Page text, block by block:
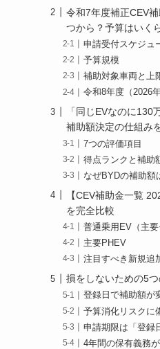
令和7年度補正CEV
つから？予算はいく
申請受付スケジュ
予算規模
補助対象車両と上
令和8年度（2026
「同じEVなのに130
補助額決定の仕組み
7つの評価項目
得点ランクと補助
なぜBYDの補助額
【CEV補助金一覧
を完全比較
普通乗用EV（主要
主要PHEV
注目すべき新規追
損をしないための5
登録日で補助額が
予算消化リスクに
申請期限は「登録
4年間の保有義務